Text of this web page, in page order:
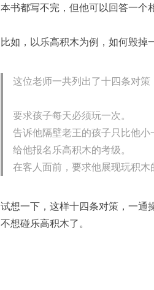
本书都写不完，但他可以回答一个
比如，以乐高积木为例，如何毁掉
这位老师一共列出了十四条对
要求孩子每天必须玩一次。
告诉他隔壁老王的孩子只比他小
给他报名乐高积木的考级。
在客人面前，要求他展现玩积木
试想一下，这样十四条对策，一通
不想碰乐高积木了。